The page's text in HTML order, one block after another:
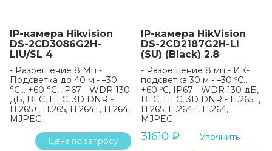
IP-камера Hikvision
DS-2CD3086G2H-
LIU/SL 4
- Разрешение 8 Мп -
Подсветка до 40 м - –30
°C… +60 °C, IP67 - WDR 130
дБ, BLC, HLC, 3D DNR -
H.265+, H.265, H.264+, H.264,
MJPEG
Цена по запросу
IP-камера HikVision
DS-2CD2187G2H-LI
(SU) (Black) 2.8
- Разрешение 8 мп - ИК-
подсветка 30 м - –30 ºC…
+60 ºC, IP67 - WDR 130 дБ,
BLC, HLC, 3D DNR - H.265+,
H.265, H.264+, H.264,
MJPEG
31610 ₽ Уточнить